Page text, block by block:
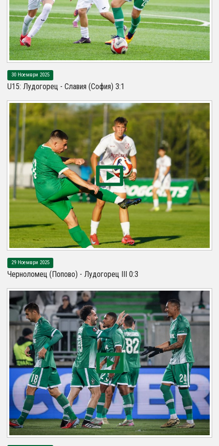
30 Ноември 2025
U15: Лудогорец - Славия (София) 3:1
29 Ноември 2025
Черноломец (Попово) - Лудогорец III 0:3